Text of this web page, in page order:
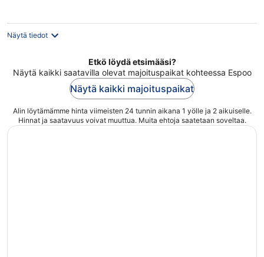
Näytä tiedot
Etkö löydä etsimääsi?
Näytä kaikki saatavilla olevat majoituspaikat kohteessa Espoo
Näytä kaikki majoituspaikat
Alin löytämämme hinta viimeisten 24 tunnin aikana 1 yölle ja 2 aikuiselle.
Hinnat ja saatavuus voivat muuttua. Muita ehtoja saatetaan soveltaa.